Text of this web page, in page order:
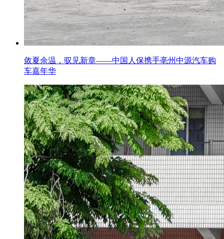
敛夏余温，驭见新章——中国人保携手亳州中源汽车购
车嘉年华